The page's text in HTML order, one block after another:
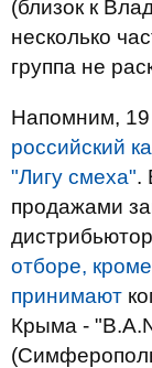
(близок к
несколько
группа не
Напомним, 19
российский
"Лигу смеха".
продажами
отборе,
принимают
Крыма -